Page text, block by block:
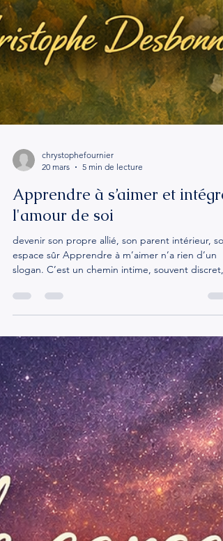
chrystophefournier
20 mars
5 min de lecture
Apprendre à s’aimer et
l'amour de soi
devenir son propre allié, son parent intérieur, son
espace sûr Apprendre à m’aimer n’a rien d’un
réapprendre à être avec moi-même comme je le
serais avec quelqu’un que j’aime profondément.
C’est une pratique quotidienne, un
une manière de me tenir la main dans les
moments où j’aurais autrefois préféré me fuir. 🌿
Revenir à la douceur : changer la manière dont je
me parle La premiè